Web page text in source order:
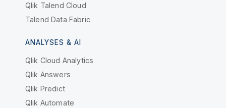
Qlik Talend Cloud
Talend Data Fabric
ANALYSES & AI
Qlik Cloud Analytics
Qlik Answers
Qlik Predict
Qlik Automate